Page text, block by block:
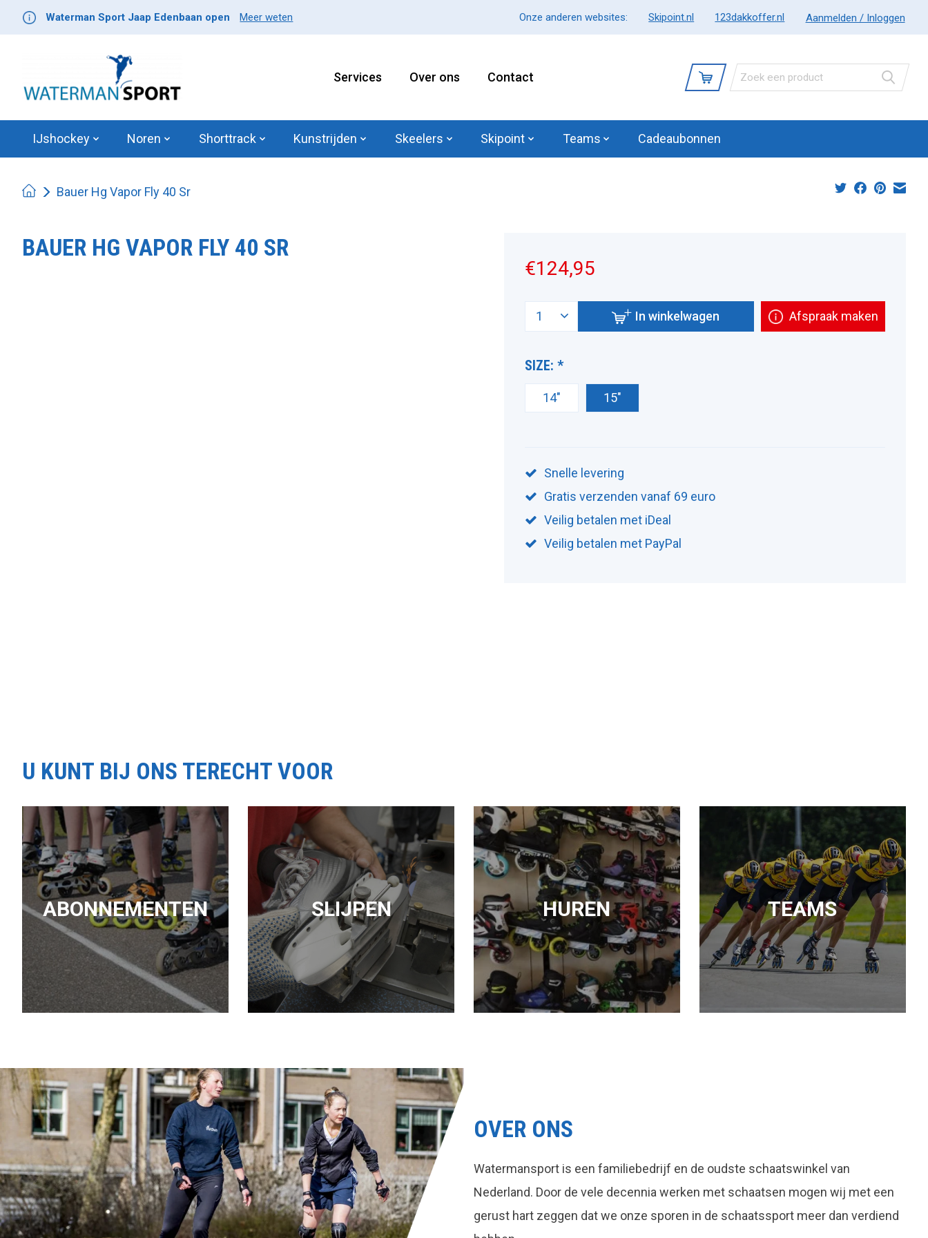
Waterman Sport Jaap Edenbaan open Meer weten Onze anderen websites: Skipoint.nl 123dakkoffer.nl Aanmelden / Inloggen
Services Over ons Contact
IJshockey Noren Shorttrack Kunstrijden Skeelers Skipoint Teams Cadeaubonnen
Bauer Hg Vapor Fly 40 Sr
BAUER HG VAPOR FLY 40 SR
€124,95
In winkelwagen Afspraak maken
SIZE: *
14" 15"
Snelle levering
Gratis verzenden vanaf 69 euro
Veilig betalen met iDeal
Veilig betalen met PayPal
U KUNT BIJ ONS TERECHT VOOR
ABONNEMENTEN SLIJPEN HUREN TEAMS
OVER ONS
Watermansport is een familiebedrijf en de oudste schaatswinkel van
Nederland. Door de vele decennia werken met schaatsen mogen wij met een
gerust hart zeggen dat we onze sporen in de schaatssport meer dan verdiend